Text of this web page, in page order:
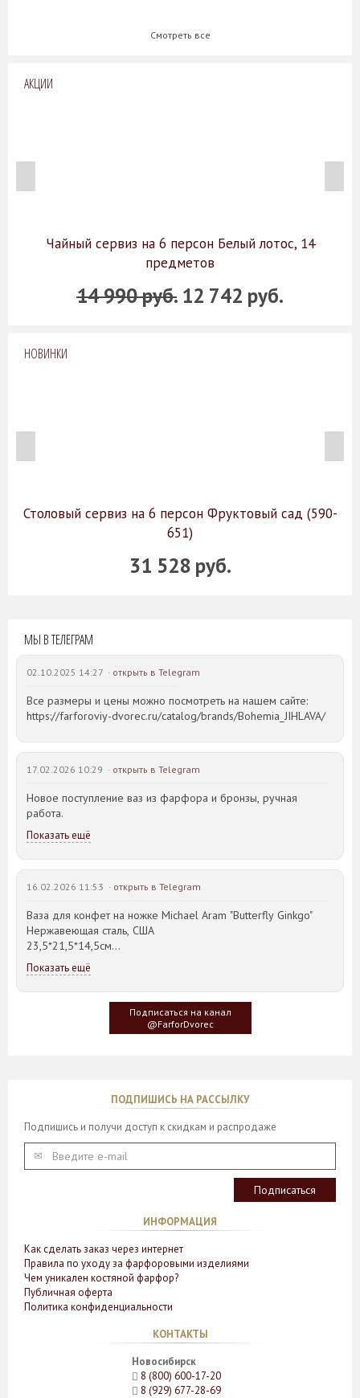
Смотреть все
АКЦИИ
Чайный сервиз на 6 персон Белый лотос, 14
предметов
14 990 руб. 12 742 руб.
НОВИНКИ
Столовый сервиз на 6 персон Фруктовый сад (590-
651)
31 528 руб.
МЫ В ТЕЛЕГРАМ
02.10.2025 14:27 · открыть в Telegram
Все размеры и цены можно посмотреть на нашем сайте:
https://farforoviy-dvorec.ru/catalog/brands/Bohemia_JIHLAVA/
17.02.2026 10:29 · открыть в Telegram
Новое поступление ваз из фарфора и бронзы, ручная
работа.
Показать ещё
16.02.2026 11:53 · открыть в Telegram
Ваза для конфет на ножке Michael Aram "Butterfly Ginkgo"
Нержавеющая сталь, США
23,5*21,5*14,5см
Идея такого дизайна предметов сервировки стола пришла
создателю, когда он впервые увидел дерево Гинкго Билоба,
у которого растут двойные листья, напоминающие крылья
Показать ещё
Подписаться на канал
@FarforDvorec
ПОДПИШИСЬ НА РАССЫЛКУ
Подпишись и получи доступ к скидкам и распродаже
ИНФОРМАЦИЯ
Как сделать заказ через интернет
Правила по уходу за фарфоровыми изделиями
Чем уникален костяной фарфор?
Публичная оферта
Политика конфиденциальности
КОНТАКТЫ
Новосибирск
8 (800) 600-17-20
8 (929) 677-28-69